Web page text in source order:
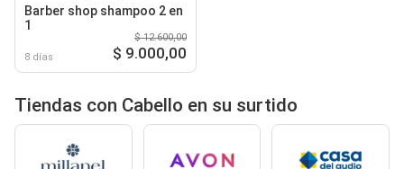
Barber shop shampoo 2 en
1
8 días
$ 12.600,00
$ 9.000,00
Tiendas con Cabello en su surtido